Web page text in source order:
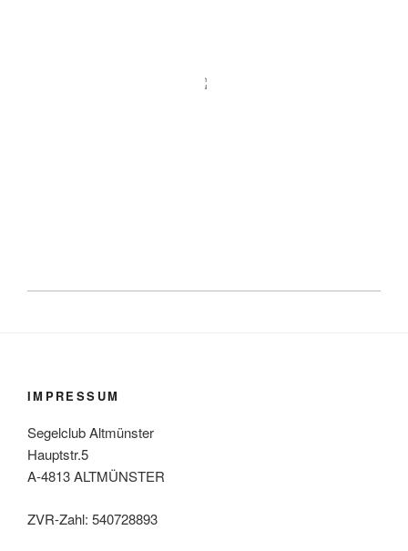
IMPRESSUM
Segelclub Altmünster
Hauptstr.5
A-4813 ALTMÜNSTER
ZVR-Zahl: 540728893